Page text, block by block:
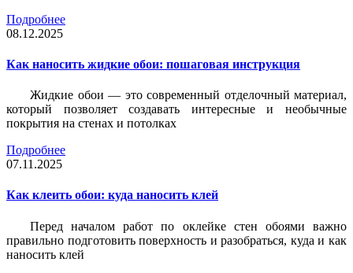
Подробнее
08.12.2025
Как наносить жидкие обои: пошаговая инструкция
Жидкие обои — это современный отделочный материал,
который позволяет создавать интересные и необычные
покрытия на стенах и потолках
Подробнее
07.11.2025
Как клеить обои: куда наносить клей
Перед началом работ по оклейке стен обоями важно
правильно подготовить поверхность и разобраться, куда и как
наносить клей